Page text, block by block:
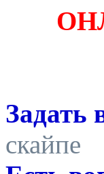
Задать
скайпе